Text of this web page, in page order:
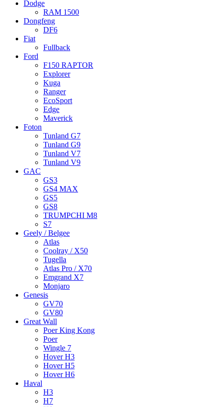
Dodge
RAM 1500
Dongfeng
DF6
Fiat
Fullback
Ford
F150 RAPTOR
Explorer
Kuga
Ranger
EcoSport
Edge
Maverick
Foton
Tunland G7
Tunland G9
Tunland V7
Tunland V9
GAC
GS3
GS4 MAX
GS5
GS8
TRUMPCHI M8
S7
Geely / Belgee
Atlas
Coolray / X50
Tugella
Atlas Pro / X70
Emgrand X7
Monjaro
Genesis
GV70
GV80
Great Wall
Poer King Kong
Poer
Wingle 7
Hover H3
Hover H5
Hover H6
Haval
H3
H7